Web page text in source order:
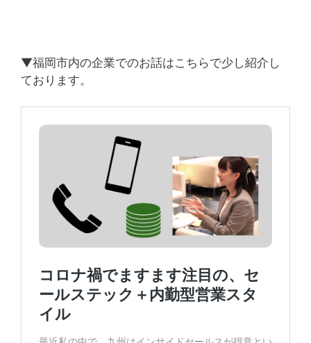
▼福岡市内の企業でのお話はこちらで少し紹介し
ております。